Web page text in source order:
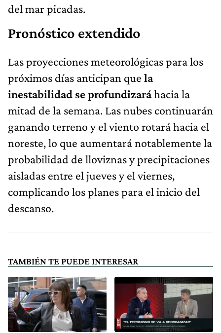
del mar picadas.
Pronóstico extendido
Las proyecciones meteorológicas para los
próximos días anticipan que la
inestabilidad se profundizaráhacia la
mitad de la semana. Las nubes continuarán
ganando terreno y el viento rotará hacia el
noreste, lo que aumentará notablemente la
probabilidad de lloviznas y precipitaciones
aisladas entre el jueves y el viernes,
complicando los planes para el inicio del
descanso.
TAMBIÉN TE PUEDE INTERESAR